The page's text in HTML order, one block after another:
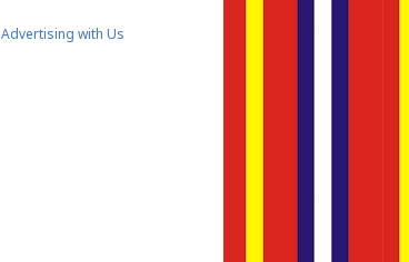
Advertising with Us